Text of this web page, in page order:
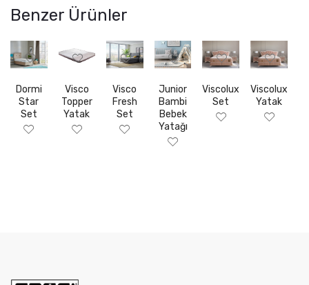
Benzer Ürünler
Dormi
Star
Set
Visco
Topper
Yatak
Visco
Fresh
Set
Junior
Bambi
Bebek
Yatağı
Viscolux
Set
Viscolux
Yatak